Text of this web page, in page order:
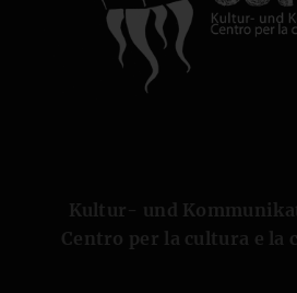
Kultur- und
Centro per la cultura e la